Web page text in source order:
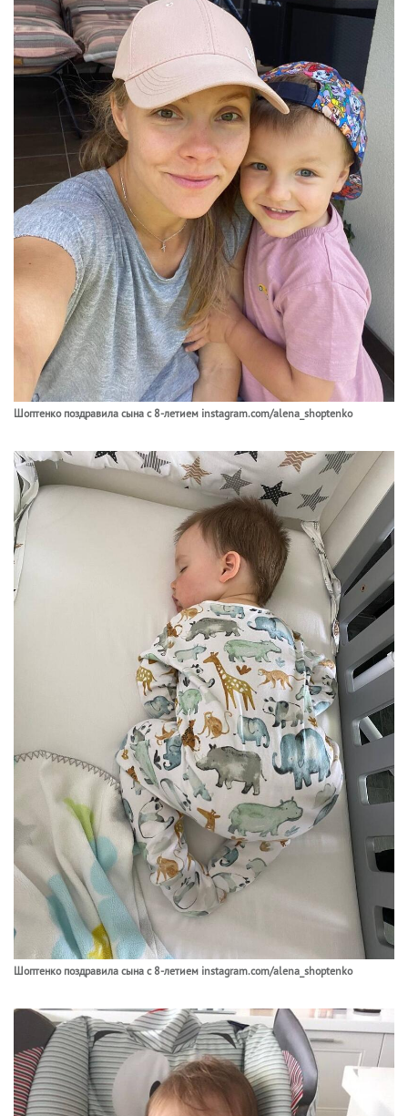
Шоптенко поздравила сына с 8-летием instagram.com/alena_shoptenko
Шоптенко поздравила сына с 8-летием instagram.com/alena_shoptenko